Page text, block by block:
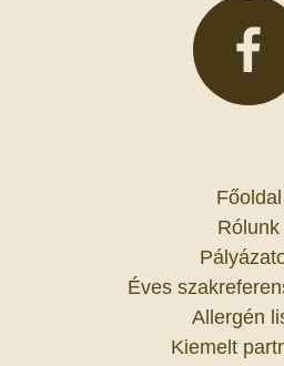
Főoldal
Rólunk
Éves
Allergén
Kiemelt